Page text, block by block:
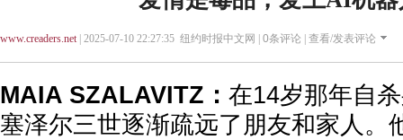
www.creaders.net| 2025-07-10 22:27:35 纽约时报中文网 | 0条评论 | 查看/发表评论
MAIA SZALAVITZ： 在14岁那年自
塞泽尔三世逐渐疏远了朋友和家人。